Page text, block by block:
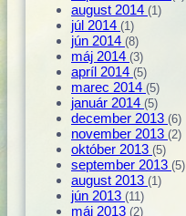
august 2014 (1)
júl 2014 (1)
jún 2014 (8)
máj 2014 (3)
apríl 2014 (5)
marec 2014 (5)
január 2014 (5)
december 2013 (6)
november 2013 (2)
október 2013 (5)
september 2013 (5)
august 2013 (1)
jún 2013 (11)
máj 2013 (2)